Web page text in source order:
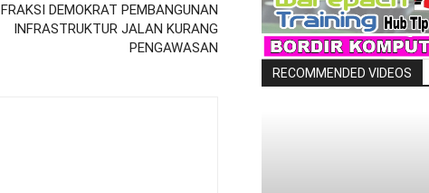
FRAKSI DEMOKRAT PEMBANGUNAN
INFRASTRUKTUR JALAN KURANG
PENGAWASAN
RECOMMENDED VIDEOS